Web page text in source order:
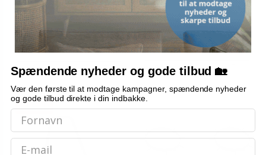
419,-
389,- Vis
På lager
1.499,- Vis
På lager
TILBUD
Spændende nyheder og gode tilbud 🏡
Vær den første til at modtage kampagner, spændende nyheder
og gode tilbud direkte i din indbakke.
Email